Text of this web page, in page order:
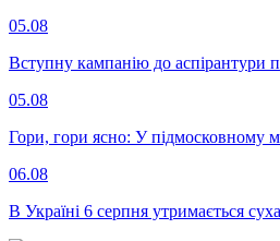
05.08
Вступну кампанію до
05.08
Гори, гори ясно: У підмосковному
06.08
В Україні 6 серпня утримається